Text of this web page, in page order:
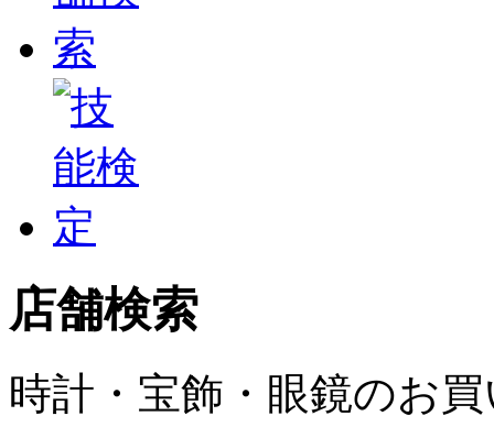
店舗検索
時計・宝飾・眼鏡のお